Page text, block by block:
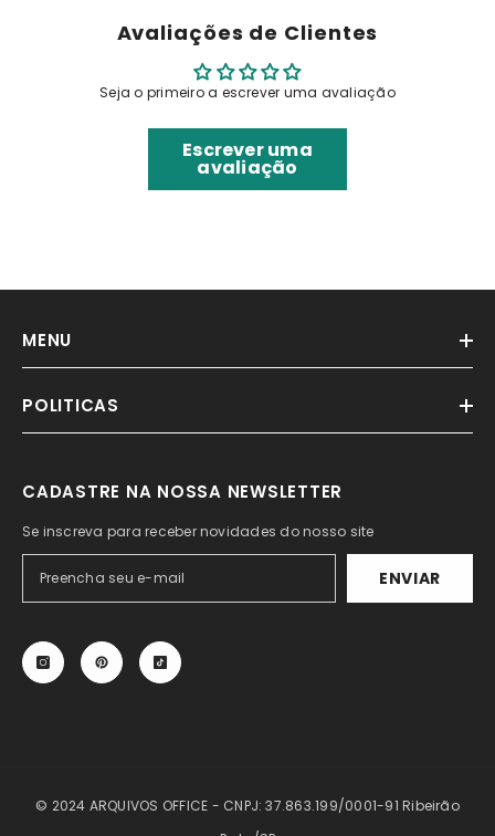
Avaliações de Clientes
Seja o primeiro a escrever uma avaliação
Escrever uma
avaliação
MENU
POLITICAS
CADASTRE NA NOSSA NEWSLETTER
Se inscreva para receber novidades do nosso site
ENVIAR
© 2024 ARQUIVOS OFFICE - CNPJ: 37.863.199/0001-91 Ribeirão